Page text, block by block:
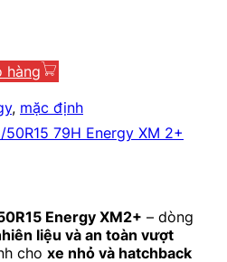
hàng
, mặc định
50R15 79H Energy XM 2+
Energy XM2+ – dòng
liệu và an toàn vượt
cho xe nhỏ và hatchback